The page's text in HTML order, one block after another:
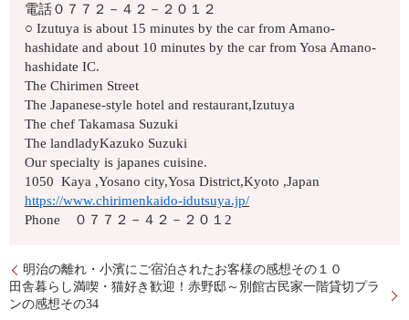
電話０７７２－４２－２０１２
○ Izutuya is about 15 minutes by the car from Amano-
hashidate and about 10 minutes by the car from Yosa Amano-
hashidate IC.
The Chirimen Street
The Japanese-style hotel and restaurant,Izutuya
The chef Takamasa Suzuki
The landladyKazuko Suzuki
Our specialty is japanes cuisine.
1050 Kaya ,Yosano city,Yosa District,Kyoto ,Japan
https://www.chirimenkaido-idutsuya.jp/
Phone ０７７２－４２－２０１2
明治の離れ・小濱にご宿泊されたお客様の感想その１０
田舎暮らし満喫・猫好き歓迎！赤野邸～別館古民家一階貸切プラ
ンの感想その34